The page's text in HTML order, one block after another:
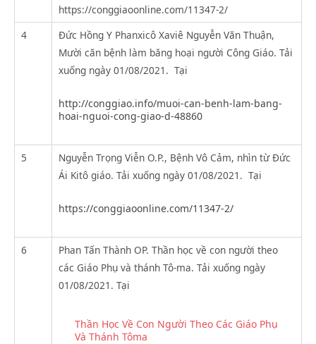
https://conggiaoonline.com/11347-2/
4
Đức Hồng Y Phanxicô Xaviê Nguyễn Văn Thuận,
Mười căn bệnh làm băng hoại người Công Giáo. Tải
xuống ngày 01/08/2021. Tại
http://conggiao.info/muoi-can-benh-lam-bang-
hoai-nguoi-cong-giao-d-48860
5
Nguyễn Trọng Viễn O.P., Bệnh Vô Cảm, nhìn từ Đức
Ái Kitô giáo. Tải xuống ngày 01/08/2021. Tại
https://conggiaoonline.com/11347-2/
6
Phan Tấn Thành OP. Thần học về con người theo
các Giáo Phụ và thánh Tô-ma. Tải xuống ngày
01/08/2021. Tại
Thần Học Về Con Người Theo Các Giáo Phụ
Và Thánh Tôma